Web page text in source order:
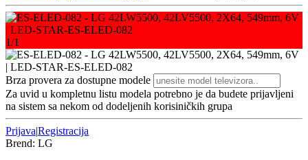
1/1
Brza provera za dostupne modele
Za uvid u kompletnu listu modela potrebno je da budete prijavljeni
na sistem sa nekom od dodeljenih korisiničkih grupa
Prijava|Registracija
Brend: LG